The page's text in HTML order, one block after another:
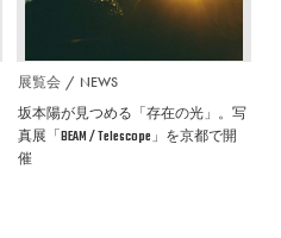
展覧会 NEWS
坂本陽が見つめる「存在の光」。写
真展「BEAM / Telescope」を京都で開
催